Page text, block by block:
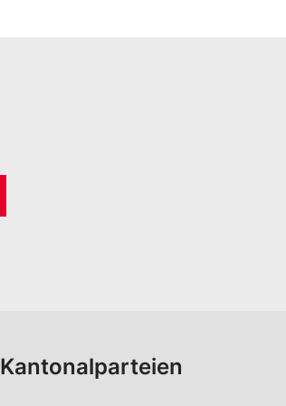
Kantonalparteien